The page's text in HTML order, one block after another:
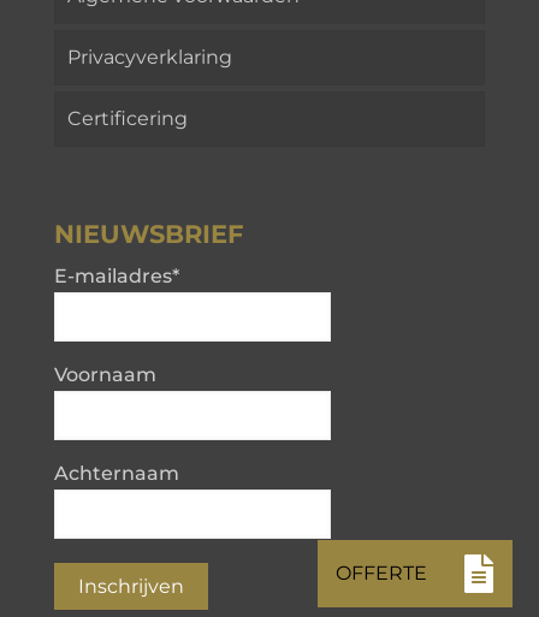
Privacyverklaring
Certificering
NIEUWSBRIEF
E-mailadres*
Voornaam
Achternaam
Inschrijven